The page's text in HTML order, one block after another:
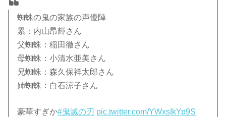
蜘蛛の鬼の家族の声優陣
累：内山昂輝さん
父蜘蛛：稲田徹さん
母蜘蛛：小清水亜美さん
兄蜘蛛：森久保祥太郎さん
姉蜘蛛：白石涼子さん
豪華すぎか#鬼滅の刃 pic.twitter.com/YWxsIkYp9S